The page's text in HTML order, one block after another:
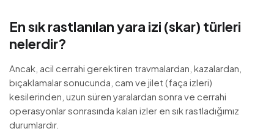
En sık rastlanılan yara izi (skar) türleri
nelerdir?
Ancak, acil cerrahi gerektiren travmalardan, kazalardan,
bıçaklamalar sonucunda, cam ve jilet (faça izleri)
kesilerinden, uzun süren yaralardan sonra ve cerrahi
operasyonlar sonrasında kalan izler en sık rastladığımız
durumlardır.